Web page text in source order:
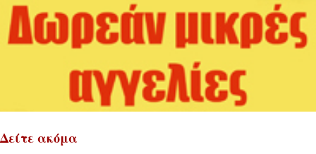
Δείτε ακόμα